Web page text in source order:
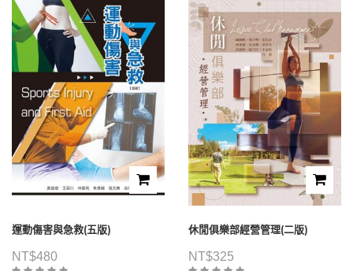
運動傷害與急救(五版)
NT$480
休閒俱樂部經營管理(二版)
NT$325